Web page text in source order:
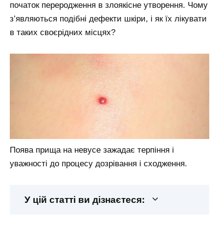
початок переродження в злоякісне утворення. Чому
з’являються подібні дефекти шкіри, і як їх лікувати
в таких своєрідних місцях?
Поява прища на невусе зажадає терпіння і
уважності до процесу дозрівання і сходження.
У цій статті ви дізнаєтеся: